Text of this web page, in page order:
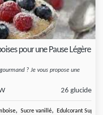
pour une Pause Légère
? Je vous propose une
26 glucide
, Sucre vanillé, Edulcorant Sugarly